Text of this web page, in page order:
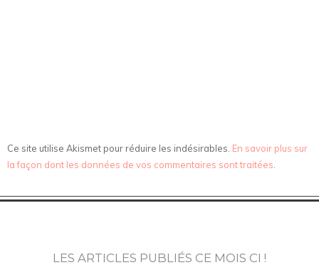
Ce site utilise Akismet pour réduire les indésirables. En savoir plus sur
la façon dont les données de vos commentaires sont traitées
LES ARTICLES PUBLIÉS CE MOIS CI !